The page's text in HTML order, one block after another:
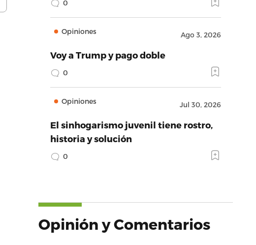
0
Opiniones Ago 3, 2026
Voy a Trump y pago doble
0
Opiniones Jul 30, 2026
El sinhogarismo juvenil tiene rostro,
historia y solución
0
Opinión y Comentarios